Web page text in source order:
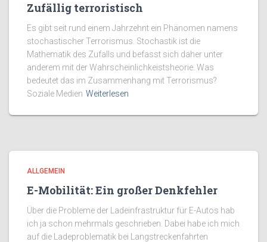
Zufällig terroristisch
Es gibt seit rund einem Jahrzehnt ein Phänomen namens
stochastischer Terrorismus. Stochastik ist die
Mathematik des Zufalls und befasst sich daher unter
anderem mit der Wahrscheinlichkeistsheorie. Was
bedeutet das im Zusammenhang mit Terrorismus?
Soziale Medien Weiterlesen
ALLGEMEIN
E-Mobilität: Ein großer Denkfehler
Über die Probleme der Ladeinfrastruktur für E-Autos hab
ich ja schon mehrmals geschrieben. Dabei habe ich mich
auf die Ladeproblematik bei Langstreckenfahrten